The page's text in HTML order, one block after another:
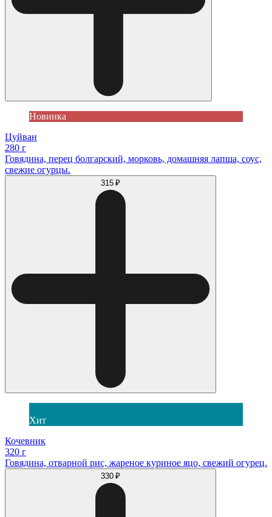
Новинка
Цуйван
280 г
Говядина, перец болгарский, морковь, домашняя лапша, соус,
свежие огурцы.
315 ₽
Хит
Кочевник
320 г
Говядина, отварной рис, жареное куриное яцо, свежий огурец.
330 ₽